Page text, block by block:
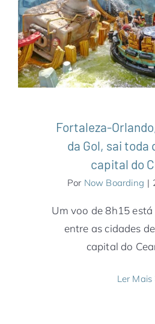
toda quinta da
América do Norte
Ceará Companhias
Fortaleza Gol
Fortaleza-
da Gol, sai toda
capital do
Por Now Boarding |
Um voo de 8h15
entre as cidades
capital do
Ler Mais